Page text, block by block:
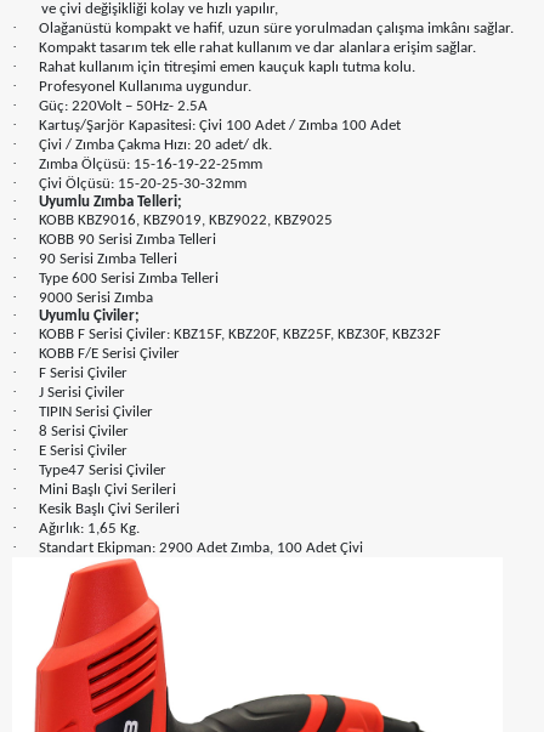
ve çivi değişikliği kolay ve hızlı yapılır,
· Olağanüstü kompakt ve hafif, uzun süre yorulmadan çalışma imkânı sağlar.
· Kompakt tasarım tek elle rahat kullanım ve dar alanlara erişim sağlar.
· Rahat kullanım için titreşimi emen kauçuk kaplı tutma kolu.
· Profesyonel Kullanıma uygundur.
· Güç: 220Volt – 50Hz- 2.5A
· Kartuş/Şarjör Kapasitesi: Çivi 100 Adet / Zımba 100 Adet
· Çivi / Zımba Çakma Hızı: 20 adet/ dk.
· Zımba Ölçüsü: 15-16-19-22-25mm
· Çivi Ölçüsü: 15-20-25-30-32mm
· Uyumlu Zımba Telleri;
· KOBB KBZ9016, KBZ9019, KBZ9022, KBZ9025
· KOBB 90 Serisi Zımba Telleri
· 90 Serisi Zımba Telleri
· Type 600 Serisi Zımba Telleri
· 9000 Serisi Zımba
· Uyumlu Çiviler;
· KOBB F Serisi Çiviler: KBZ15F, KBZ20F, KBZ25F, KBZ30F, KBZ32F
· KOBB F/E Serisi Çiviler
· F Serisi Çiviler
· J Serisi Çiviler
· TIPIN Serisi Çiviler
· 8 Serisi Çiviler
· E Serisi Çiviler
· Type47 Serisi Çiviler
· Mini Başlı Çivi Serileri
· Kesik Başlı Çivi Serileri
· Ağırlık: 1,65 Kg.
· Standart Ekipman: 2900 Adet Zımba, 100 Adet Çivi